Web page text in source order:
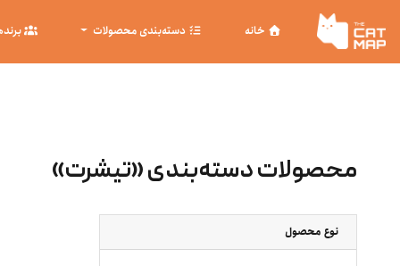
خانه دسته‌بندی محصولات
محصولات دسته‌بندی «تیشرت»
نوع محصول